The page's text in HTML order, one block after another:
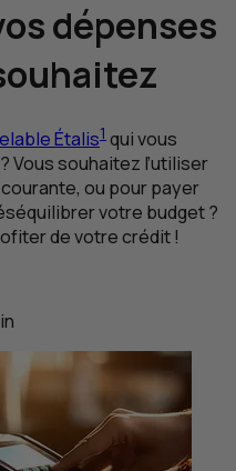
dépenses
Étalis1 qui vous
Vous souhaitez l’utiliser
ou pour payer
votre budget ?
de votre crédit !